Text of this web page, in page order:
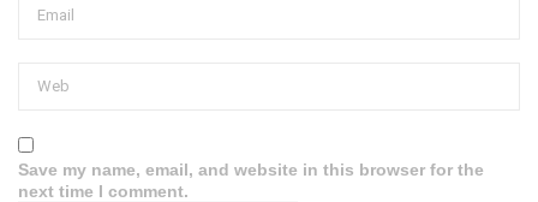
Save my name, email, and website in this browser for the
next time I comment.